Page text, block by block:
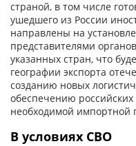
страной, в том числе
ушедшего из России
направлены на
представителями
указанных стран, что
географии экспорта
созданию новых
обеспечению
необходимой импортной
В условиях СВО